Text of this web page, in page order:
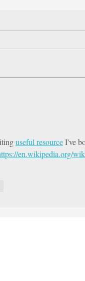
useful resource I've
en.wikipedia.org/